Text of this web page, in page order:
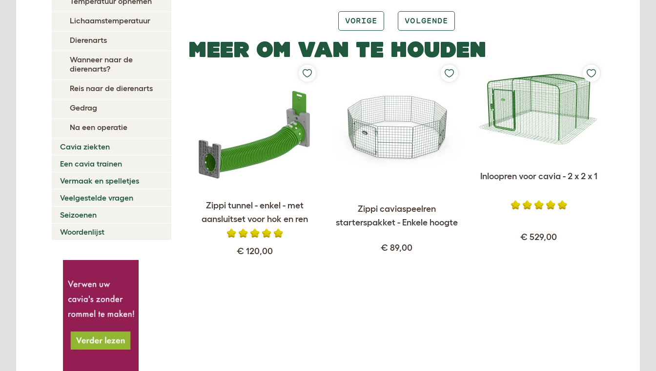
Lichaamstemperatuur
Dierenarts
Wanneer naar de
dierenarts?
Reis naar de dierenarts
Gedrag
Na een operatie
Cavia ziekten
Een cavia trainen
Vermaak en spelletjes
Veelgestelde vragen
Seizoenen
Woordenlijst
VORIGE VOLGENDE
MEER OM VAN TE HOUDEN
Zippi tunnel - enkel - met
aansluitset voor hok en ren
€ 120,00
Zippi caviaspeelren
starterspakket - Enkele hoogte
€ 89,00
Inloopren voor cavia - 2 x 2 x 1
€ 529,00